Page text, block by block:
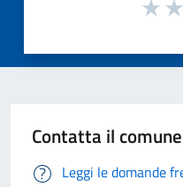
Contatta il comune
Leggi le domande